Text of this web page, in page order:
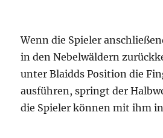
Wenn die Spieler
in den Nebelwäldern
unter Blaidds Position die
ausführen, springt der
die Spieler können mit ihm